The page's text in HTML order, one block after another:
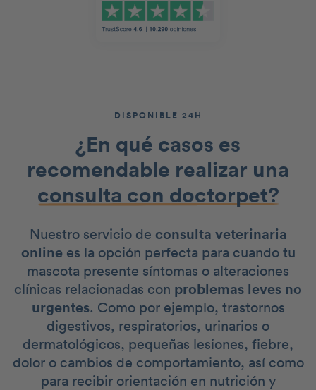
DISPONIBLE 24H
¿En qué casos es
recomendable realizar una
consulta con doctorpet?
Nuestro servicio de consulta veterinaria
online es la opción perfecta para cuando tu
mascota presente síntomas o alteraciones
clínicas relacionadas con problemas leves no
urgentes. Como por ejemplo, trastornos
digestivos, respiratorios, urinarios o
dermatológicos, pequeñas lesiones, fiebre,
dolor o cambios de comportamiento, así como
para recibir orientación en nutrición y